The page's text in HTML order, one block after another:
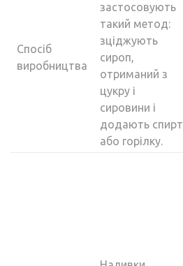
Спосіб
виробництва
застосовують
такий метод:
зціджують
сироп,
отриманий з
цукру і
сировини і
додають спирт
або горілку.